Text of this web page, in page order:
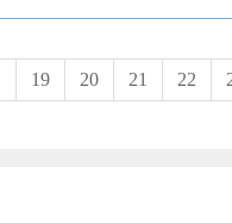
19 20 21 22